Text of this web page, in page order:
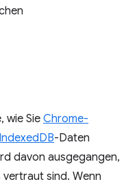
wie Sie Chrome-
IndexedDB-Daten
davon ausgegangen,
sind. Wenn